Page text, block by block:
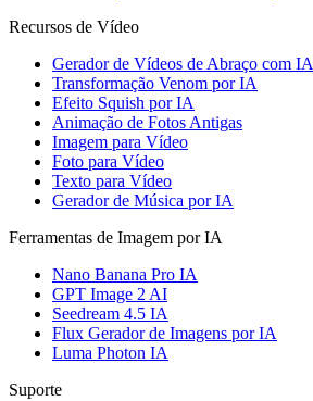
Recursos de Vídeo
Gerador de Vídeos de Abraço com IA
Transformação Venom por IA
Efeito Squish por IA
Animação de Fotos Antigas
Imagem para Vídeo
Foto para Vídeo
Texto para Vídeo
Gerador de Música por IA
Ferramentas de Imagem por IA
Nano Banana Pro IA
GPT Image 2 AI
Seedream 4.5 IA
Flux Gerador de Imagens por IA
Luma Photon IA
Suporte